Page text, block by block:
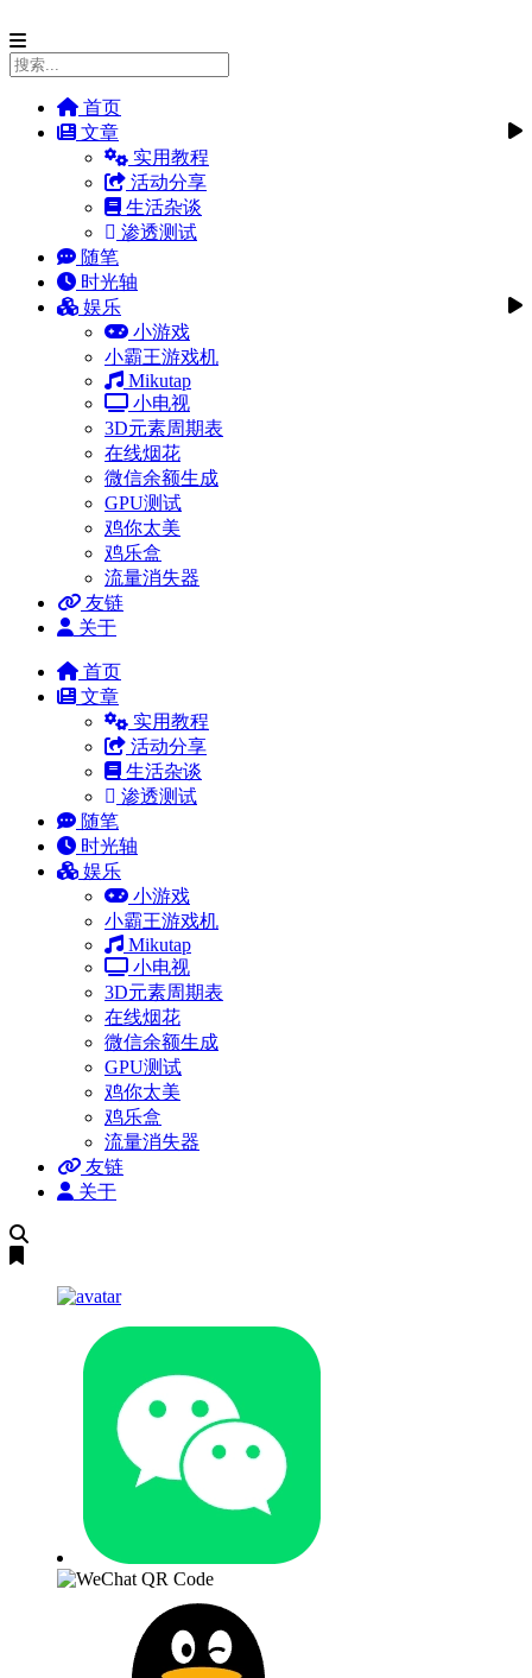
首页
文章
实用教程
活动分享
生活杂谈
渗透测试
随笔
时光轴
娱乐
小游戏
小霸王游戏机
Mikutap
小电视
3D元素周期表
在线烟花
微信余额生成
GPU测试
鸡你太美
鸡乐盒
流量消失器
友链
关于
首页
文章
实用教程
活动分享
生活杂谈
渗透测试
随笔
时光轴
娱乐
小游戏
小霸王游戏机
Mikutap
小电视
3D元素周期表
在线烟花
微信余额生成
GPU测试
鸡你太美
鸡乐盒
流量消失器
友链
关于